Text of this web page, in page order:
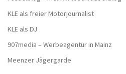
KLE als freier Motorjournalist
KLE als DJ
907media – Werbeagentur in Mainz
Meenzer Jägergarde